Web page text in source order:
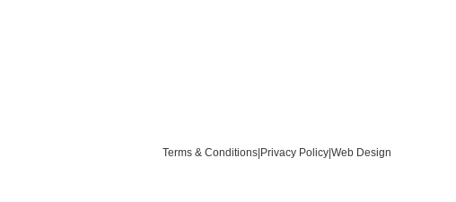
Terms & Conditions Privacy Policy Web Design